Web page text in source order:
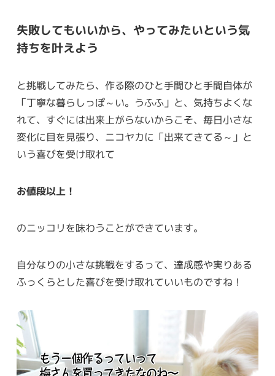
失敗してもいいから、やってみたいという気
持ちを叶えよう
と挑戦してみたら、作る際のひと手間ひと手間自体が
「丁寧な暮らしっぽ～い。うふふ」と、気持ちよくな
れて、すぐには出来上がらないからこそ、毎日小さな
変化に目を見張り、ニコヤカに「出来てきてる～」と
いう喜びを受け取れて
お値段以上！
のニッコリを味わうことができています。
自分なりの小さな挑戦をするって、達成感や実りある
ふっくらとした喜びを受け取れていいものですね！